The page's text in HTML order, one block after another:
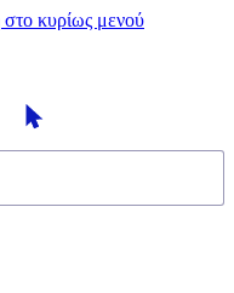
κυρίως μενού